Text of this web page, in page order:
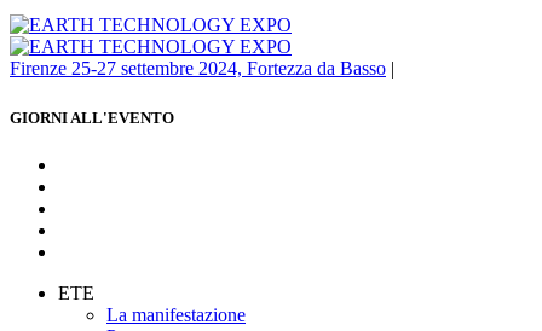
Firenze 25-27 settembre 2024, Fortezza da Basso |
GIORNI ALL'EVENTO
ETE
La manifestazione